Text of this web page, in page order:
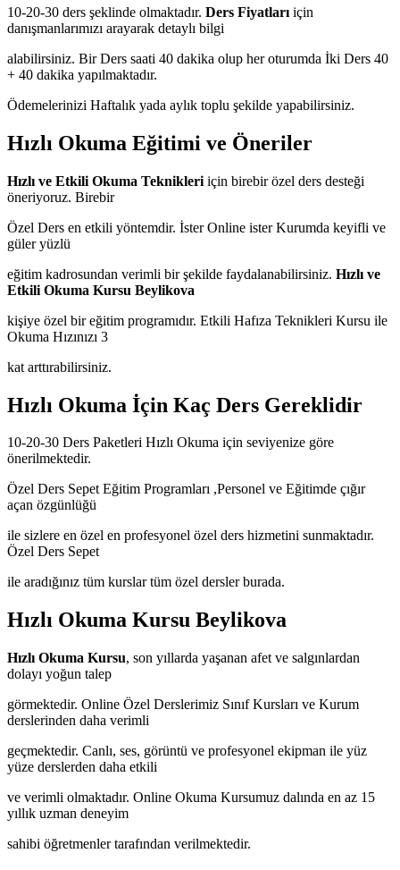
10-20-30 ders şeklinde olmaktadır. Ders Fiyatları için
danışmanlarımızı arayarak detaylı bilgi
alabilirsiniz. Bir Ders saati 40 dakika olup her oturumda İki Ders 40
+ 40 dakika yapılmaktadır.
Ödemelerinizi Haftalık yada aylık toplu şekilde yapabilirsiniz.
Hızlı Okuma Eğitimi ve Öneriler
Hızlı ve Etkili Okuma Teknikleri için birebir özel ders desteği
öneriyoruz. Birebir
Özel Ders en etkili yöntemdir. İster Online ister Kurumda keyifli ve
güler yüzlü
eğitim kadrosundan verimli bir şekilde faydalanabilirsiniz. Hızlı ve
Etkili Okuma Kursu Beylikova
kişiye özel bir eğitim programıdır. Etkili Hafıza Teknikleri Kursu ile
Okuma Hızınızı 3
kat arttırabilirsiniz.
Hızlı Okuma İçin Kaç Ders Gereklidir
10-20-30 Ders Paketleri Hızlı Okuma için seviyenize göre
önerilmektedir.
Özel Ders Sepet Eğitim Programları ,Personel ve Eğitimde çığır
açan özgünlüğü
ile sizlere en özel en profesyonel özel ders hizmetini sunmaktadır.
Özel Ders Sepet
ile aradığınız tüm kurslar tüm özel dersler burada.
Hızlı Okuma Kursu Beylikova
Hızlı Okuma Kursu, son yıllarda yaşanan afet ve salgınlardan
dolayı yoğun talep
görmektedir. Online Özel Derslerimiz Sınıf Kursları ve Kurum
derslerinden daha verimli
geçmektedir. Canlı, ses, görüntü ve profesyonel ekipman ile yüz
yüze derslerden daha etkili
ve verimli olmaktadır. Online Okuma Kursumuz dalında en az 15
yıllık uzman deneyim
sahibi öğretmenler tarafından verilmektedir.